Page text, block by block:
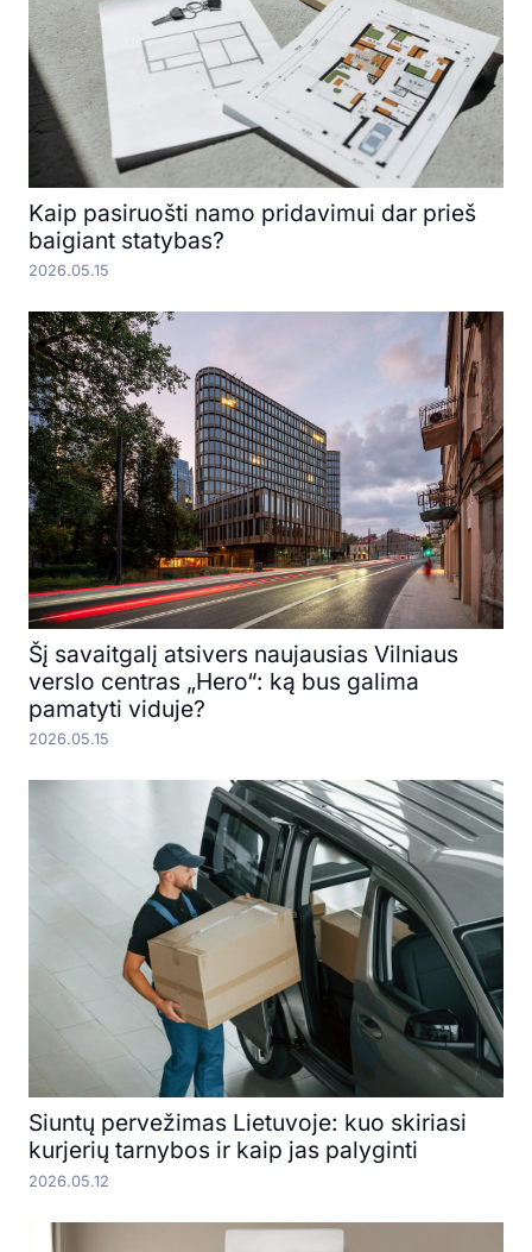
Kaip pasiruošti namo pridavimui dar prieš
baigiant statybas?
2026.05.15
Šį savaitgalį atsivers naujausias Vilniaus
verslo centras „Hero“: ką bus galima
pamatyti viduje?
2026.05.15
Siuntų pervežimas Lietuvoje: kuo skiriasi
kurjerių tarnybos ir kaip jas palyginti
2026.05.12